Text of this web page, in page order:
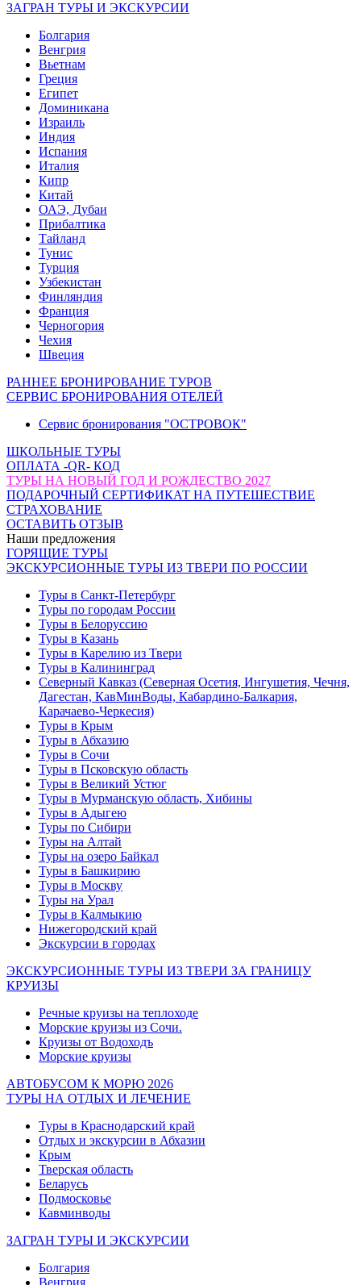
ЗАГРАН ТУРЫ И ЭКСКУРСИИ
Болгария
Венгрия
Вьетнам
Греция
Египет
Доминикана
Израиль
Индия
Испания
Италия
Кипр
Китай
ОАЭ, Дубаи
Прибалтика
Тайланд
Тунис
Турция
Узбекистан
Финляндия
Франция
Черногория
Чехия
Швеция
РАННЕЕ БРОНИРОВАНИЕ ТУРОВ
СЕРВИС БРОНИРОВАНИЯ ОТЕЛЕЙ
Сервис бронирования "ОСТРОВОК"
ШКОЛЬНЫЕ ТУРЫ
ОПЛАТА -QR- КОД
ТУРЫ НА НОВЫЙ ГОД И РОЖДЕСТВО 2027
ПОДАРОЧНЫЙ СЕРТИФИКАТ НА ПУТЕШЕСТВИЕ
СТРАХОВАНИЕ
ОСТАВИТЬ ОТЗЫВ
Наши предложения
ГОРЯЩИЕ ТУРЫ
ЭКСКУРСИОННЫЕ ТУРЫ ИЗ ТВЕРИ ПО РОССИИ
Туры в Санкт-Петербург
Туры по городам России
Туры в Белоруссию
Туры в Казань
Туры в Карелию из Твери
Туры в Калининград
Северный Кавказ (Северная Осетия, Ингушетия, Чечня,
Дагестан, КавМинВоды, Кабардино-Балкария,
Карачаево-Черкесия)
Туры в Крым
Туры в Абхазию
Туры в Сочи
Туры в Псковскую область
Туры в Великий Устюг
Туры в Мурманскую область, Хибины
Туры в Адыгею
Туры по Сибири
Туры на Алтай
Туры на озеро Байкал
Туры в Башкирию
Туры в Москву
Туры на Урал
Туры в Калмыкию
Нижегородский край
Экскурсии в городах
ЭКСКУРСИОННЫЕ ТУРЫ ИЗ ТВЕРИ ЗА ГРАНИЦУ
КРУИЗЫ
Речные круизы на теплоходе
Морские круизы из Сочи.
Круизы от Водоходъ
Морские круизы
АВТОБУСОМ К МОРЮ 2026
ТУРЫ НА ОТДЫХ И ЛЕЧЕНИЕ
Туры в Краснодарский край
Отдых и экскурсии в Абхазии
Крым
Тверская область
Беларусь
Подмосковье
Кавминводы
ЗАГРАН ТУРЫ И ЭКСКУРСИИ
Болгария
Венгрия